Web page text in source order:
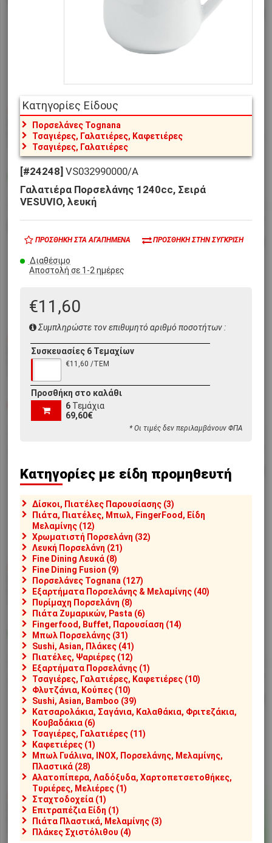
€1,60
[#32805] LKK-MP1-50
Γαλατιέρα Πορσελάνης, 50cc,
Λευκή, LUKANDA
Διαθέσιμο
Αποστολή σε 1-2 ημέρες
Γαλατιέρα Πορσελάνης, 100cc,
Λευκή, LUKANDA
αναμένεται 05/09/26
[#32807] LKK-MP1-200
Γαλατιέρα Πορσελάνης, 200cc,
αναμένεται 05/09/26
€2,00
[#24206] SP032050779/A
Γαλατιέρα Πορσελάνης 50cc,
Σειρά SPHERE, μαύρη
Διαθέσιμο
Αποστολή σε 1-2 ημέρες
[#24244]
Γαλατιέρα Πορσελάνης 115cc,
€6,40
[#24245] VS032250000/A
Γαλατιέρα Πορσελάνης 275cc,
Σειρά VESUVIO, λευκή
Γαλατιέρα Πορσελάνης
1240cc, Σειρά VESUVIO, λευκή
Κατηγορίες Είδους
Πορσελάνες Tognana
Τσαγιέρες, Γαλατιέρες, Καφετιέρες
Τσαγιέρες, Γαλατιέρες
[#24248] VS032990000/A
Γαλατιέρα Πορσελάνης 1240cc, Σειρά
VESUVIO, λευκή
ΠΡΟΣΘΉΚΗ ΣΤΑ ΑΓΑΠΗΜΈΝΑ ΠΡΟΣΘΉΚΗ ΣΤΗΝ ΣΎΓΚΡΙΣΗ
Διαθέσιμο
Αποστολή σε 1-2 ημέρες
€11,60
Συμπληρώστε τον επιθυμητό αριθμό ποσοτήτων :
Συσκευασίες 6 Τεμαχίων
€11,60 /ΤΕΜ
Προσθήκη στο καλάθι
6 Τεμάχια
69,60€
* Οι τιμές δεν περιλαμβάνουν ΦΠΑ
Κατηγορίες με είδη προμηθευτή
Δίσκοι, Πιατέλες Παρουσίασης (3)
Πιάτα, Πιατέλες, Μπωλ, FingerFood, Είδη
Μελαμίνης (12)
Χρωματιστή Πορσελάνη (32)
Λευκή Πορσελάνη (21)
Fine Dining Λευκά (8)
Fine Dining Fusion (9)
Πορσελάνες Tognana (127)
Εξαρτήματα Πορσελάνης & Μελαμίνης (40)
Πυρίμαχη Πορσελάνη (8)
Πιάτα Ζυμαρικών, Pasta (6)
Fingerfood, Buffet, Παρουσίαση (14)
Μπωλ Πορσελάνης (31)
Sushi, Asian, Πλάκες (41)
Πιατέλες, Ψαριέρες (12)
Εξαρτήματα Πορσελάνης (1)
Τσαγιέρες, Γαλατιέρες, Καφετιέρες (10)
Φλυτζάνια, Κούπες (10)
Sushi, Asian, Bamboo (39)
Κατσαρολάκια, Σαγάνια, Καλαθάκια, Φριτεζάκια,
Κουβαδάκια (6)
Τσαγιέρες, Γαλατιέρες (11)
Καφετιέρες (1)
Μπωλ Γυάλινα, INOX, Πορσελάνης, Μελαμίνης,
Πλαστικά (28)
Αλατοπίπερα, Λαδόξυδα, Χαρτοπετσετοθήκες,
Τυριέρες, Μελιέρες (1)
Σταχτοδοχεία (1)
Επιτραπέζια Είδη (1)
Πιάτα Πλαστικά, Μελαμίνης (3)
Πλάκες Σχιστόλιθου (4)